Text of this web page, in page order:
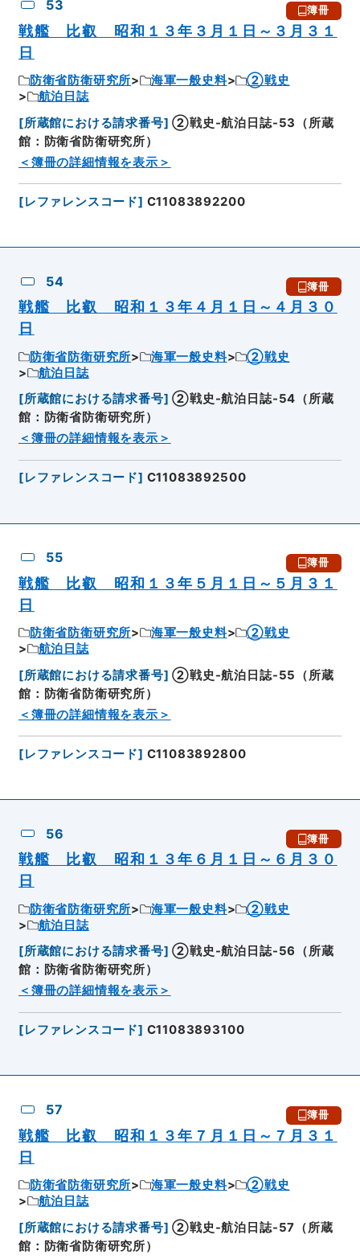
53 簿冊
戦艦 比叡 昭和１３年３月１日～３月３１
日
防衛省防衛研究所 海軍一般史料
②戦史
航泊日誌
[所蔵館における請求番号] ②戦史-航泊日誌-53（所蔵
館：防衛省防衛研究所）
＜簿冊の詳細情報を表示＞
[レファレンスコード] C11083892200
54 簿冊
戦艦 比叡 昭和１３年４月１日～４月３０
日
防衛省防衛研究所 海軍一般史料
②戦史
航泊日誌
[所蔵館における請求番号] ②戦史-航泊日誌-54（所蔵
館：防衛省防衛研究所）
＜簿冊の詳細情報を表示＞
[レファレンスコード] C11083892500
55 簿冊
戦艦 比叡 昭和１３年５月１日～５月３１
日
防衛省防衛研究所 海軍一般史料
②戦史
航泊日誌
[所蔵館における請求番号] ②戦史-航泊日誌-55（所蔵
館：防衛省防衛研究所）
＜簿冊の詳細情報を表示＞
[レファレンスコード] C11083892800
56 簿冊
戦艦 比叡 昭和１３年６月１日～６月３０
日
防衛省防衛研究所 海軍一般史料
②戦史
航泊日誌
[所蔵館における請求番号] ②戦史-航泊日誌-56（所蔵
館：防衛省防衛研究所）
＜簿冊の詳細情報を表示＞
[レファレンスコード] C11083893100
57 簿冊
戦艦 比叡 昭和１３年７月１日～７月３１
日
防衛省防衛研究所 海軍一般史料
②戦史
航泊日誌
[所蔵館における請求番号] ②戦史-航泊日誌-57（所蔵
館：防衛省防衛研究所）